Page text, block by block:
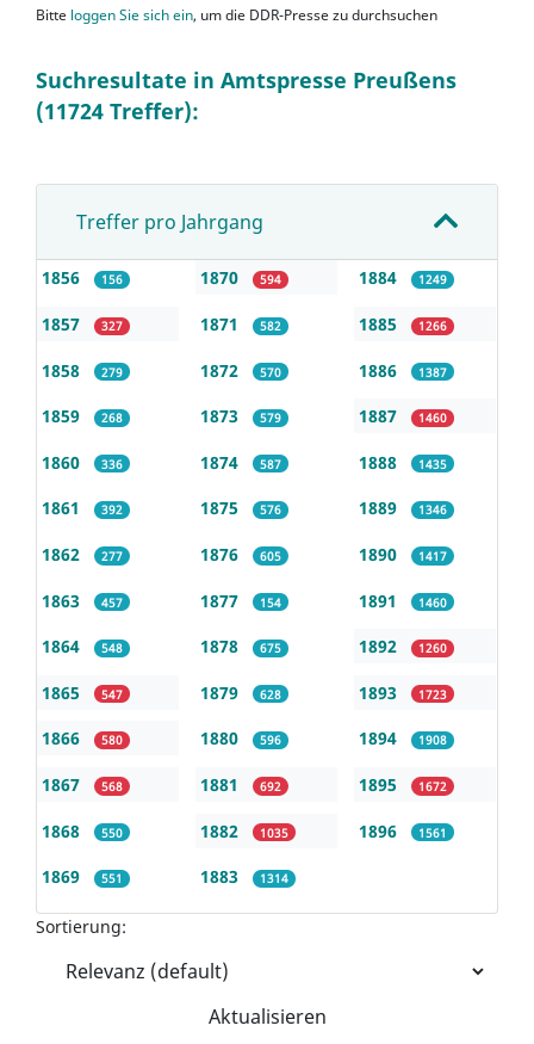
Bitte loggen Sie sich ein, um die DDR-Presse zu durchsuchen
Suchresultate in Amtspresse Preußens
(11724 Treffer):
Treffer pro Jahrgang
1856 156
1857 327
1858 279
1859 268
1860 336
1861 392
1862 277
1863 457
1864 548
1865 547
1866 580
1867 568
1868 550
1869 551
1870 594
1871 582
1872 570
1873 579
1874 587
1875 576
1876 605
1877 154
1878 675
1879 628
1880 596
1881 692
1882 1035
1883 1314
1884 1249
1885 1266
1886 1387
1887 1460
1888 1435
1889 1346
1890 1417
1891 1460
1892 1260
1893 1723
1894 1908
1895 1672
1896 1561
Sortierung:
Aktualisieren